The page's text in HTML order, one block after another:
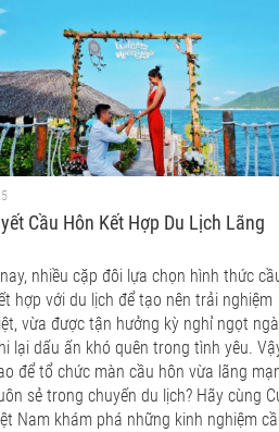
Cầu Hôn Kết Hợp Du Lịch Lãng
nhiều cặp đôi lựa chọn hình thức
hợp với du lịch để tạo nên trải nghiệm
vừa được tận hưởng kỳ nghỉ ngọt
lại dấu ấn khó quên trong tình yêu.
để tổ chức màn cầu hôn vừa lãng
sẻ trong chuyến du lịch? Hãy cùng
Nam khám phá những kinh nghiệm